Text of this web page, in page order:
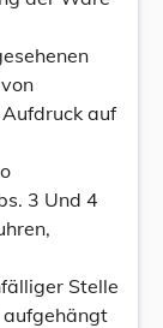
auf
3 Und 4
Stelle
aufgehängt